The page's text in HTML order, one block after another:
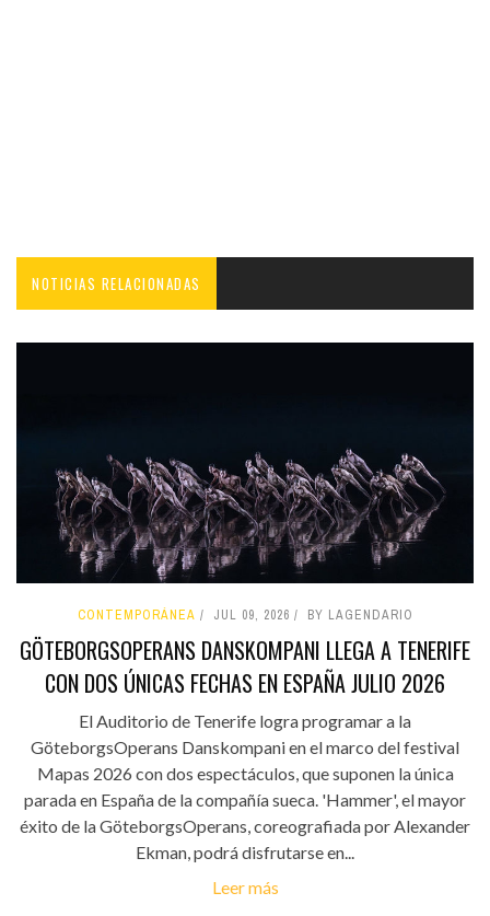
NOTICIAS RELACIONADAS
CONTEMPORÁNEA JUL 09, 2026 BY LAGENDARIO
GÖTEBORGSOPERANS DANSKOMPANI LLEGA A TENERIFE
CON DOS ÚNICAS FECHAS EN ESPAÑA JULIO 2026
El Auditorio de Tenerife logra programar a la
GöteborgsOperans Danskompani en el marco del festival
Mapas 2026 con dos espectáculos, que suponen la única
parada en España de la compañía sueca. 'Hammer', el mayor
éxito de la GöteborgsOperans, coreografiada por Alexander
Ekman, podrá disfrutarse en...
Leer más